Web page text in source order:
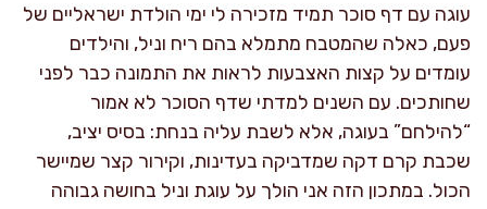
עוגה עם דף סוכר תמיד מזכירה לי ימי הולדת ישראליים של
פעם, כאלה שהמטבח מתמלא בהם ריח וניל, והילדים
עומדים על קצות האצבעות לראות את התמונה כבר לפני
שחותכים. עם השנים למדתי שדף הסוכר לא אמור
“להילחם” בעוגה, אלא לשבת עליה בנחת: בסיס יציב,
שכבת קרם דקה שמדביקה בעדינות, וקירור קצר שמיישר
הכול. במתכון הזה אני הולך על עוגת וניל בחושה גבוהה